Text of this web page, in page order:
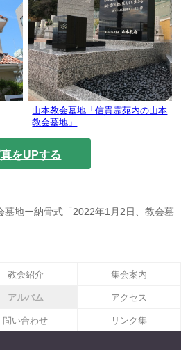
山本教会墓地「信貴霊苑内の山本
教会墓地」
をUPする
墓地ー納骨式「2022年1月2日、教会墓
教会紹介 集会案内
アルバム アクセス
問い合わせ リンク集